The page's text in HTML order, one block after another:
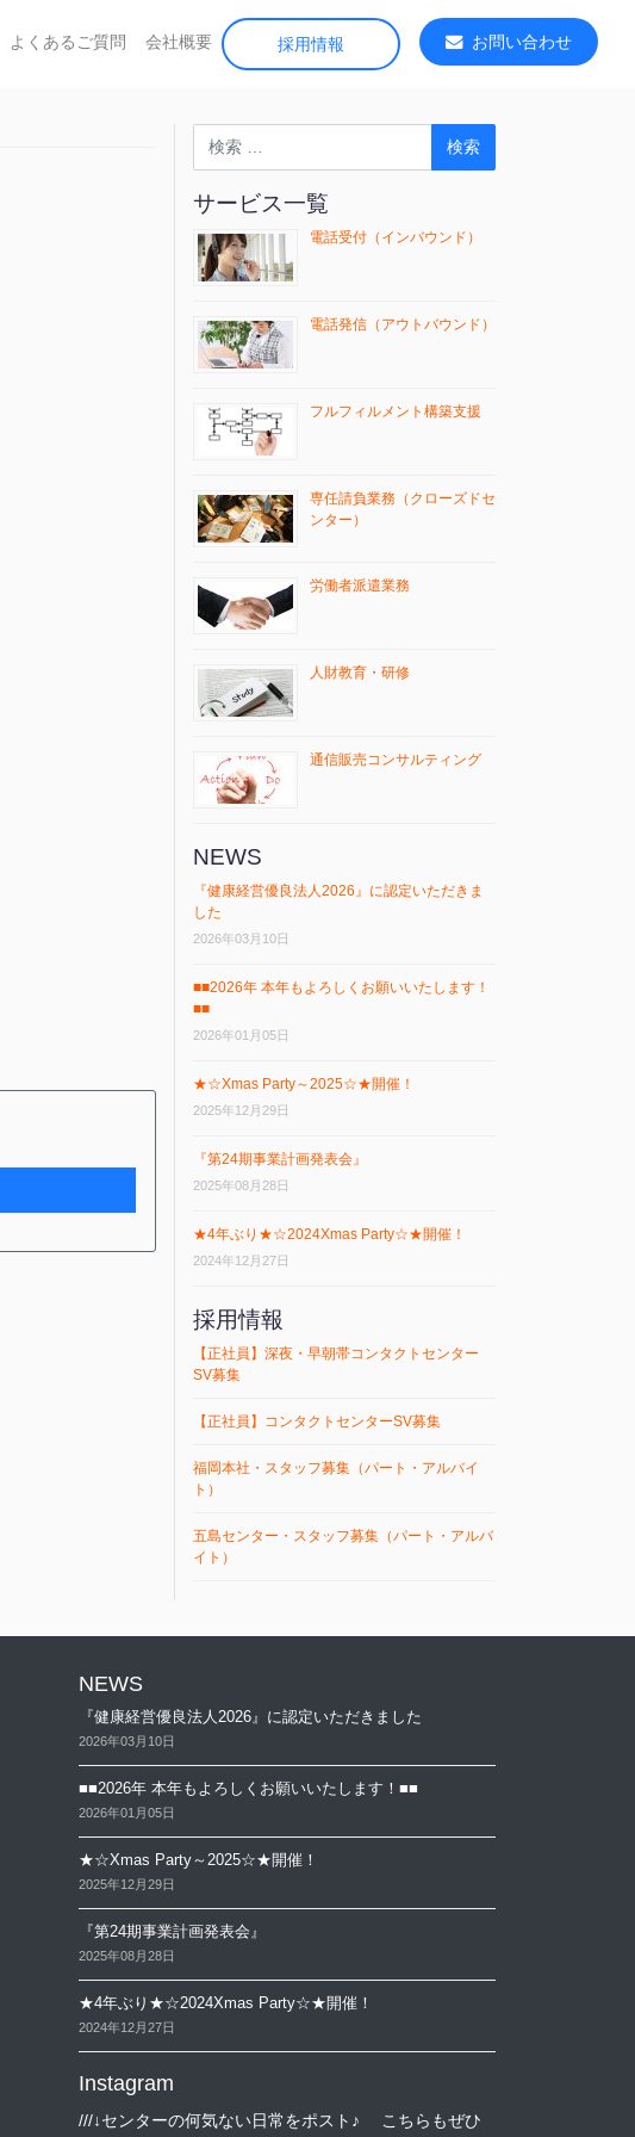
よくあるご質問 会社概要 採用情報 お問い合わせ
検索
サービス一覧
電話受付（インバウンド）
電話発信（アウトバウンド）
フルフィルメント構築支援
専任請負業務（クローズドセ
ンター）
労働者派遣業務
人財教育・研修
通信販売コンサルティング
NEWS
『健康経営優良法⼈2026』に認定いただきま
した
2026年03月10日
■■2026年 本年もよろしくお願いいたします！
■■
2026年01月05日
★☆Xmas Party～2025☆★開催！
2025年12月29日
『第24期事業計画発表会』
2025年08月28日
★4年ぶり★☆2024Xmas Party☆★開催！
2024年12月27日
採用情報
【正社員】深夜・早朝帯コンタクトセンター
SV募集
【正社員】コンタクトセンターSV募集
福岡本社・スタッフ募集（パート・アルバイ
ト）
五島センター・スタッフ募集（パート・アルバ
イト）
NEWS
『健康経営優良法⼈2026』に認定いただきました
2026年03月10日
■■2026年 本年もよろしくお願いいたします！■■
2026年01月05日
★☆Xmas Party～2025☆★開催！
2025年12月29日
『第24期事業計画発表会』
2025年08月28日
★4年ぶり★☆2024Xmas Party☆★開催！
2024年12月27日
Instagram
///↓センターの何気ない日常をポスト♪ こちらもぜひ